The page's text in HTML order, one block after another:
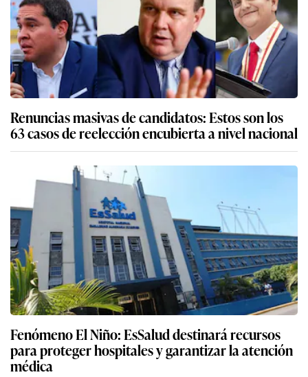
Renuncias masivas de candidatos: Estos son los
63 casos de reelección encubierta a nivel nacional
Fenómeno El Niño: EsSalud destinará recursos
para proteger hospitales y garantizar la atención
médica